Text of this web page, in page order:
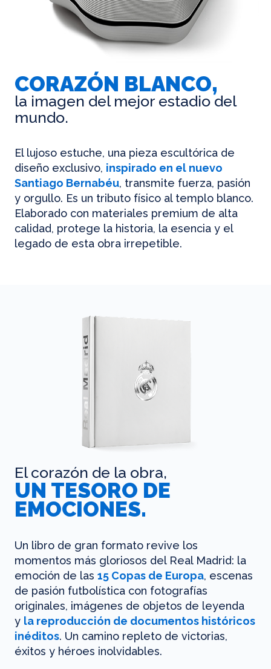
CORAZÓN BLANCO,
la imagen del mejor estadio del
mundo.
El lujoso estuche, una pieza escultórica de
diseño exclusivo, inspirado en el nuevo
Santiago Bernabéu, transmite fuerza, pasión
y orgullo. Es un tributo físico al templo blanco.
Elaborado con materiales premium de alta
calidad, protege la historia, la esencia y el
legado de esta obra irrepetible.
El corazón de la obra,
UN TESORO DE
EMOCIONES.
Un libro de gran formato revive los
momentos más gloriosos del Real Madrid: la
emoción de las 15 Copas de Europa, escenas
de pasión futbolística con fotografías
originales, imágenes de objetos de leyenda
y la reproducción de documentos históricos
inéditos. Un camino repleto de victorias,
éxitos y héroes inolvidables.